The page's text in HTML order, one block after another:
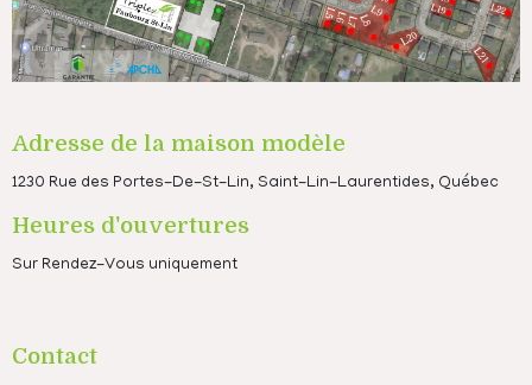
Adresse de la maison modèle
1230 Rue des Portes-De-St-Lin, Saint-Lin-Laurentides, Québec
Heures d'ouvertures
Sur Rendez-Vous uniquement
Contact